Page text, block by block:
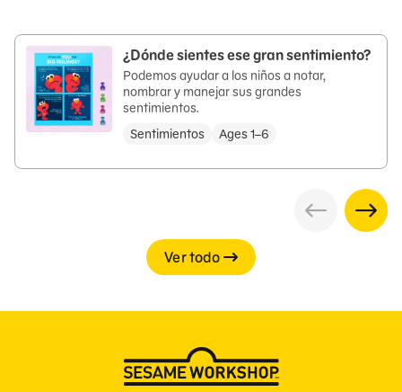
¿Dónde sientes ese gran sentimiento?
Podemos ayudar a los niños a notar,
nombrar y manejar sus grandes
sentimientos.
Sentimientos
Ages 1–6
Ver todo